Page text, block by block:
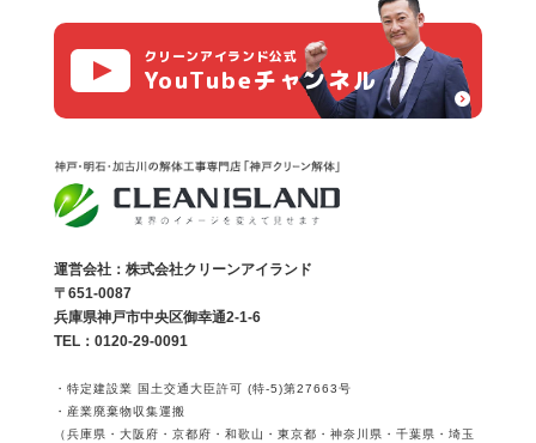
クリーンアイランド公式
YouTubeチャンネル
運営会社：株式会社クリーンアイランド
〒651-0087
兵庫県神戸市中央区御幸通2-1-6
TEL：0120-29-0091
・特定建設業 国土交通大臣許可 (特-5)第27663号
・産業廃棄物収集運搬
（兵庫県・大阪府・京都府・和歌山・東京都・神奈川県・千葉県・埼玉